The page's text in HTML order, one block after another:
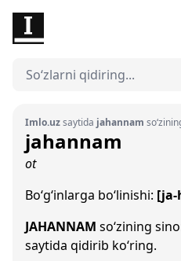
Imlo.uzsaytida jahannam
jahannam
ot
Bo‘g‘inlarga bo‘linishi: [ja-
JAHANNAM so‘zining
saytida qidirib ko‘ring.